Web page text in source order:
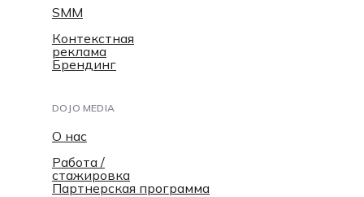
О нас
Работа /
стажировка
Партнерская программа
SMM
Контекстная
реклама
Брендинг
DOJO MEDIA